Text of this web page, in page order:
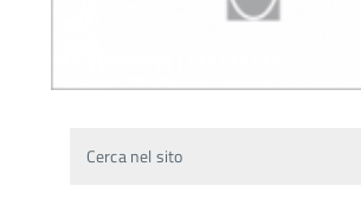
Cerca nel sito